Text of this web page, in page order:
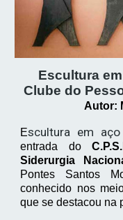
Escultura
Clube do
Autor:
Escultura em aço
entrada do
Siderurgia
Pontes Santos
conhecido nos
que se destacou na